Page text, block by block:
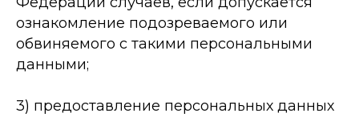
ознакомление подозреваемого или
обвиняемого с такими персональными
данными;
3) предоставление персональных данных